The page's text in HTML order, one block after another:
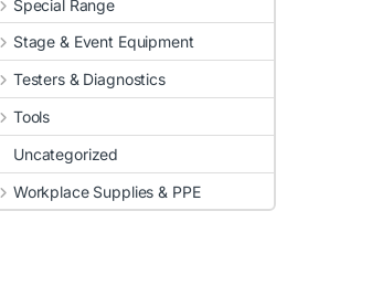
Special Range
Stage & Event Equipment
Testers & Diagnostics
Tools
Uncategorized
Workplace Supplies & PPE